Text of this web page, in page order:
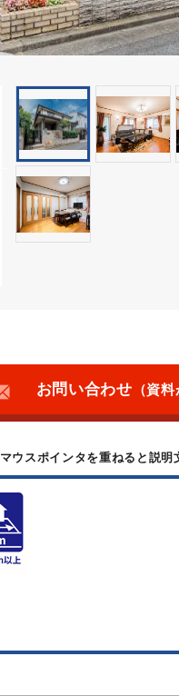
お問い合わせ （資
ウスポインタを重ねると説明